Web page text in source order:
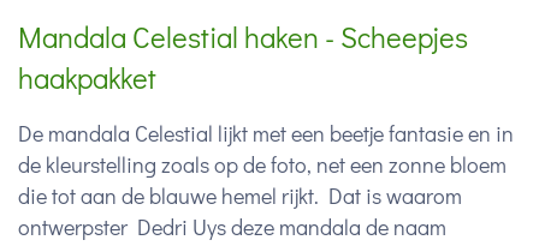
Mandala Celestial haken - Scheepjes
haakpakket
De mandala Celestial lijkt met een beetje fantasie en in
de kleurstelling zoals op de foto, net een zonne bloem
die tot aan de blauwe hemel rijkt. Dat is waarom
ontwerpster Dedri Uys deze mandala de naam